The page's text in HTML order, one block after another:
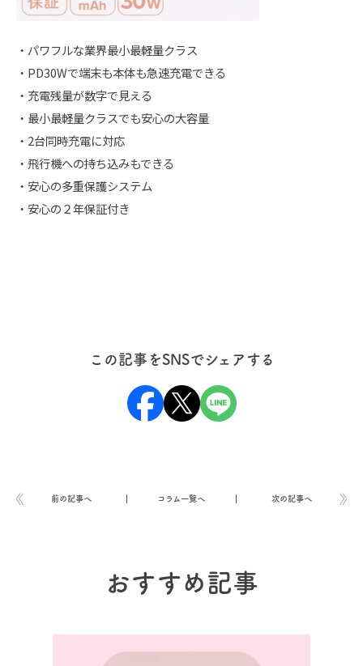
・パワフルな業界最小最軽量クラス
・PD30Wで端末も本体も急速充電できる
・充電残量が数字で見える
・最小最軽量クラスでも安心の大容量
・2台同時充電に対応
・飛行機への持ち込みもできる
・安心の多重保護システム
・安心の２年保証付き
この記事をSNSでシェアする
前の記事へ コラム一覧へ 次の記事へ
おすすめ記事